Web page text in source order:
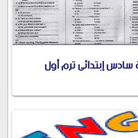
سادس إبتدائى ترم أول